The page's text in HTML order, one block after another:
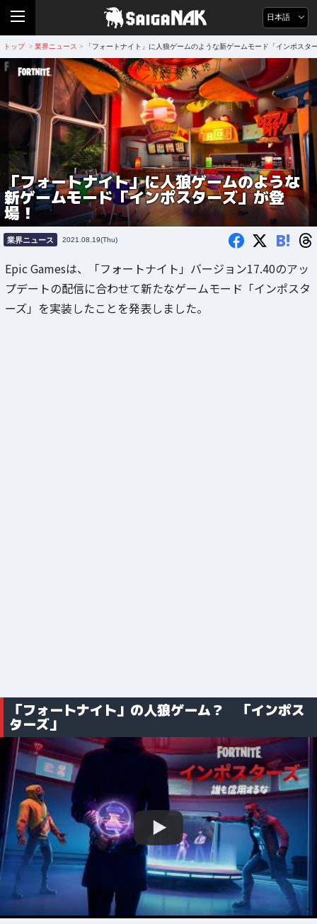
日本語
トップ > 業界ニュース > 「フォートナイト」に人狼ゲームのような新ゲームモード「インポスタ
「フォートナイト」に人狼ゲームのような
新ゲームモード「インポスターズ」が登
場！
業界ニュース 2021.08.19(Thu) B!
Epic Gamesは、「フォートナイト」バージョン17.40のアッ
プデートの配信に合わせて新たなゲームモード「インポスタ
ーズ」を実装したことを発表しました。
「フォートナイト」の人狼ゲーム？ 「インポス
ターズ」